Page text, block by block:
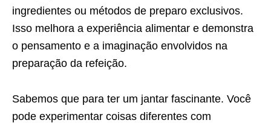
ingredientes ou métodos de preparo exclusivos.
Isso melhora a experiência alimentar e demonstra
o pensamento e a imaginação envolvidos na
preparação da refeição.
Sabemos que para ter um jantar fascinante. Você
pode experimentar coisas diferentes com